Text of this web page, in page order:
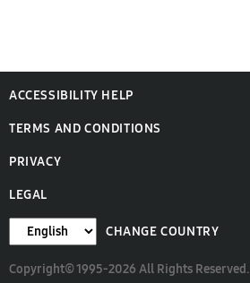
ACCESSIBILITY HELP
TERMS AND CONDITIONS
PRIVACY
LEGAL
CHANGE COUNTRY
Copyright© 1995-2026 All Rights Reserved.